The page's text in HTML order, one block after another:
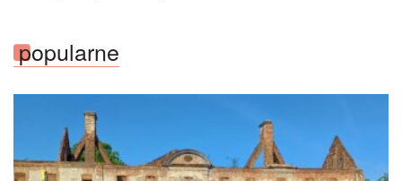
popularne